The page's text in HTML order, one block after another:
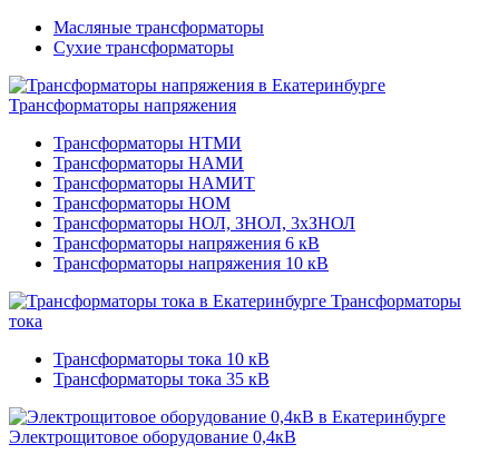
Масляные трансформаторы
Сухие трансформаторы
Трансформаторы напряжения
Трансформаторы НТМИ
Трансформаторы НАМИ
Трансформаторы НАМИТ
Трансформаторы НОМ
Трансформаторы НОЛ, ЗНОЛ, 3хЗНОЛ
Трансформаторы напряжения 6 кВ
Трансформаторы напряжения 10 кВ
Трансформаторы
тока
Трансформаторы тока 10 кВ
Трансформаторы тока 35 кВ
Электрощитовое оборудование 0,4кВ